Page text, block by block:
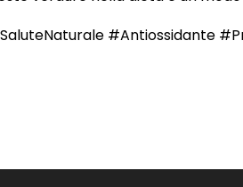
#Antiossidante